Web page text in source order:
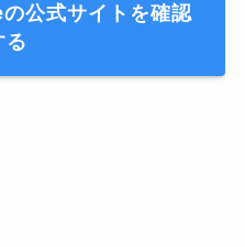
公式サイトを確認
る